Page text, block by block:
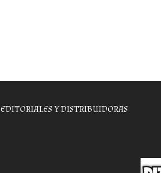
EDITORIALES Y DISTRIBUIDORAS